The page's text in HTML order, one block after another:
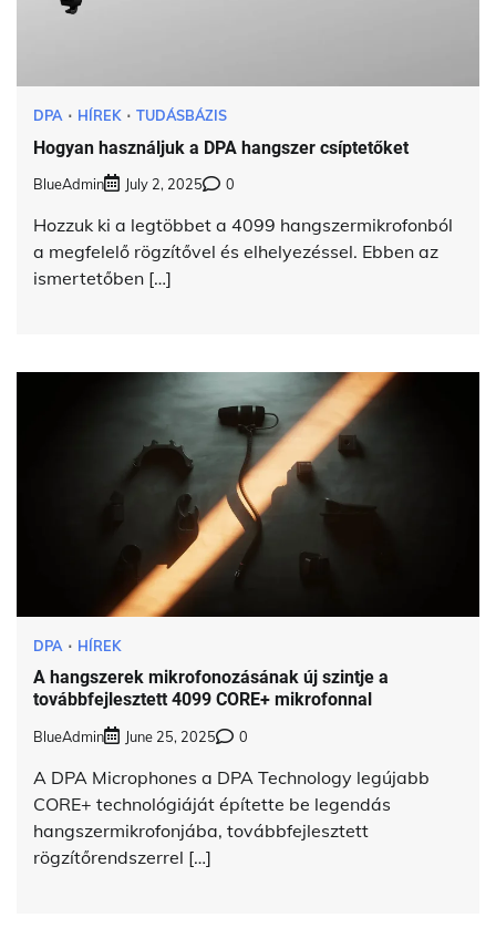
DPA HÍREK TUDÁSBÁZIS
Hogyan használjuk a DPA hangszer csíptetőket
BlueAdmin July 2, 2025 0
Hozzuk ki a legtöbbet a 4099 hangszermikrofonból
a megfelelő rögzítővel és elhelyezéssel. Ebben az
ismertetőben […]
DPA HÍREK
A hangszerek mikrofonozásának új szintje a
továbbfejlesztett 4099 CORE+ mikrofonnal
BlueAdmin June 25, 2025 0
A DPA Microphones a DPA Technology legújabb
CORE+ technológiáját építette be legendás
hangszermikrofonjába, továbbfejlesztett
rögzítőrendszerrel […]